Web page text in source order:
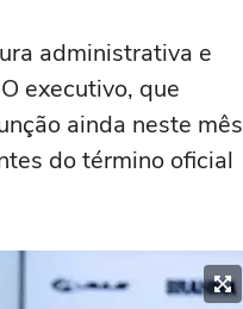
administrativa e
executivo, que
ainda neste mês
do término oficial